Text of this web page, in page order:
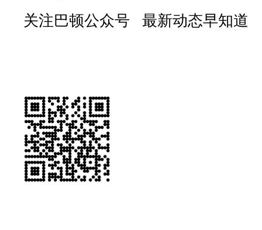
关注巴顿公众号 最新动态早知道